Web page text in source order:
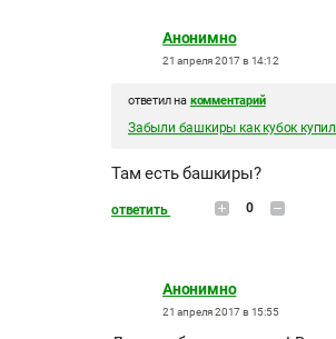
Анонимно
21 апреля 2017 в 14:12
ответил на комментарий
Забыли башкиры как кубок
Там есть башкиры?
ответить 0
Анонимно
21 апреля 2017 в 15:55